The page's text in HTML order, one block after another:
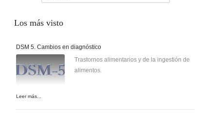
Los más visto
DSM 5. Cambios en diagnóstico
Trastornos alimentarios y de la ingestión de
alimentos.
Leer más...